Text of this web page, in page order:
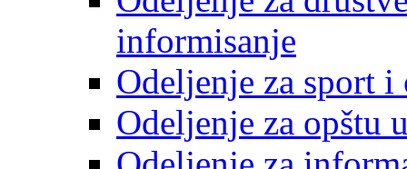
informisanje
Odeljenje za sport
Odeljenje za opštu